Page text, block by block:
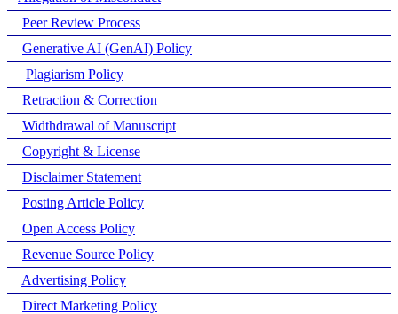
Peer Review Process
Generative AI (GenAI) Policy
Plagiarism Policy
Retraction & Correction
Widthdrawal of Manuscript
Copyright & License
Disclaimer Statement
Posting Article Policy
Open Access Policy
Revenue Source Policy
Advertising Policy
Direct Marketing Policy